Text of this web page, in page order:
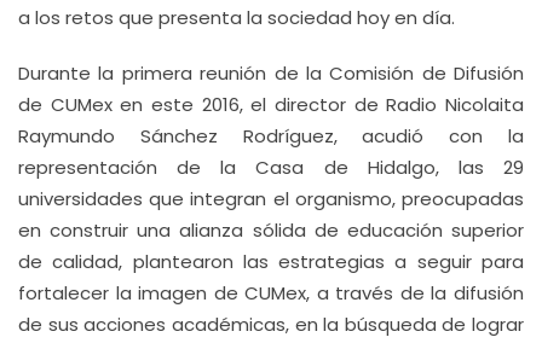
a los retos que presenta la sociedad hoy en día.
Durante la primera reunión de la Comisión de Difusión
de CUMex en este 2016, el director de Radio Nicolaita
Raymundo Sánchez Rodríguez, acudió con la
representación de la Casa de Hidalgo, las 29
universidades que integran el organismo, preocupadas
en construir una alianza sólida de educación superior
de calidad, plantearon las estrategias a seguir para
fortalecer la imagen de CUMex, a través de la difusión
de sus acciones académicas, en la búsqueda de lograr